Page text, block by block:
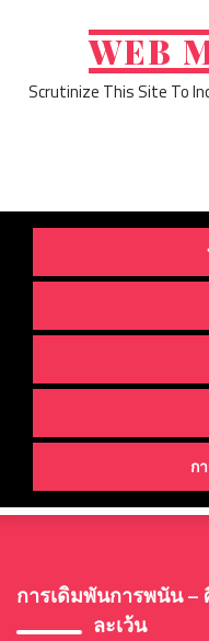
WEB
Scrutinize This Site To
ก
การเดิมพันการพนัน
ละเว้น